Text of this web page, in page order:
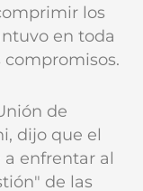
los
en toda
de
dijo que el
enfrentar al
de las